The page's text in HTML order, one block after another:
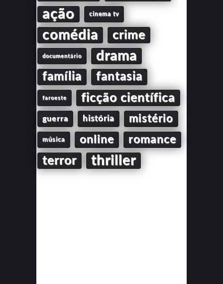
ação cinema tv
comédia crime
documentário drama
família fantasia
faroeste ficção científica
guerra história mistério
música online romance
terror thriller